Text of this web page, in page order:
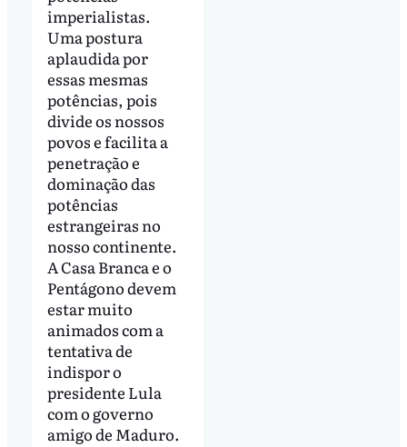
imperialistas.
Uma postura
aplaudida por
essas mesmas
potências, pois
divide os nossos
povos e facilita a
penetração e
dominação das
potências
estrangeiras no
nosso continente.
A Casa Branca e o
Pentágono devem
estar muito
animados com a
tentativa de
indispor o
presidente Lula
com o governo
amigo de Maduro.